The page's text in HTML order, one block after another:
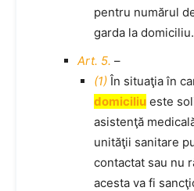
pentru numărul
garda la domiciliu.
Art. 5. –
(1) În situaţia în
domiciliu este
asistenţă
unităţii sanitare
contactat sau nu
acesta va fi